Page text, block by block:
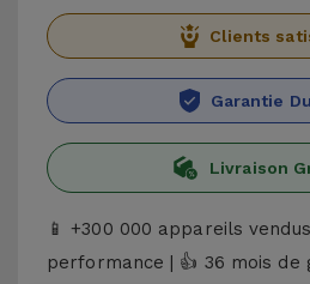
Clients
Garantie
Livraison
📱 +300 000 appareils
performance | 👍 36 mois de